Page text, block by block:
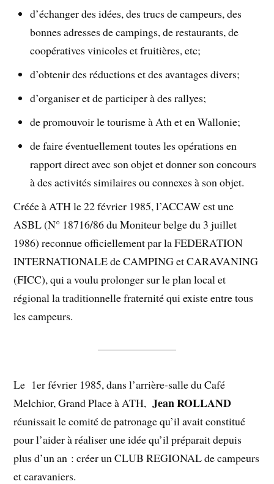
d’échanger des idées, des trucs de campeurs, des
bonnes adresses de campings, de restaurants, de
coopératives vinicoles et fruitières, etc;
d’obtenir des réductions et des avantages divers;
d’organiser et de participer à des rallyes;
de promouvoir le tourisme à Ath et en Wallonie;
de faire éventuellement toutes les opérations en
rapport direct avec son objet et donner son concours
à des activités similaires ou connexes à son objet.
Créée à ATH le 22 février 1985, l’ACCAW est une
ASBL (N° 18716/86 du Moniteur belge du 3 juillet
1986) reconnue officiellement par la FEDERATION
INTERNATIONALE de CAMPING et CARAVANING
(FICC), qui a voulu prolonger sur le plan local et
régional la traditionnelle fraternité qui existe entre tous
les campeurs.
Le 1er février 1985, dans l’arrière-salle du Café
Melchior, Grand Place à ATH,Jean ROLLAND
réunissait le comité de patronage qu’il avait constitué
pour l’aider à réaliser une idée qu’il préparait depuis
plus d’un an : créer un CLUB REGIONAL de campeurs
et caravaniers.